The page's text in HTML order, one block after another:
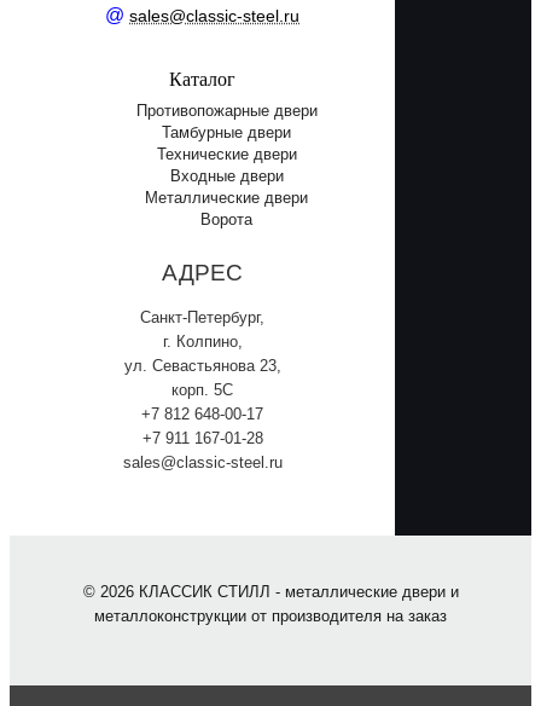
@ sales@classic-steel.ru
Каталог
Противопожарные двери
Тамбурные двери
Технические двери
Входные двери
Металлические двери
Ворота
АДРЕС
Санкт-Петербург,
г. Колпино,
ул. Севастьянова 23,
корп. 5С
+7 812 648-00-17
+7 911 167-01-28
sales@classic-steel.ru
© 2026 КЛАССИК СТИЛЛ - металлические двери и
металлоконструкции от производителя на заказ